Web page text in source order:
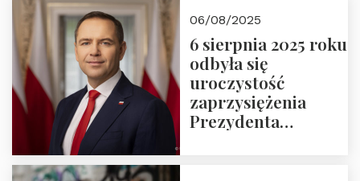
06/08/2025
6 sierpnia 2025 roku
odbyła się
uroczystość
zaprzysiężenia
Prezydenta